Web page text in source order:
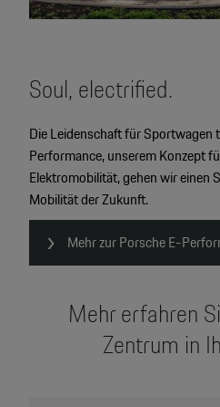
Soul, electrified.
Die Leidenschaft für Sportwagen
Performance, unserem Konzept
Elektromobilität, gehen wir einen
Mobilität der Zukunft.
Mehr zur Porsche E-
Mehr erfahren
Zentrum in